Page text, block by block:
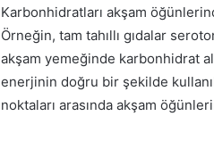
Karbonhidratları akşam
Örneğin, tam tahıllı gıdalar
akşam yemeğinde karbonhidrat
enerjinin doğru bir şekilde
noktaları arasında akşam